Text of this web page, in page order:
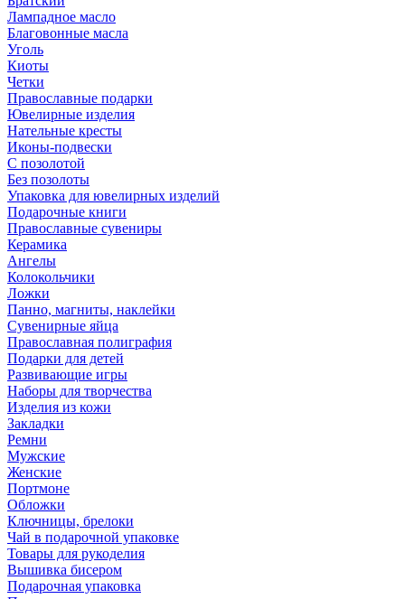
Лампадное масло
Благовонные масла
Уголь
Киоты
Четки
Православные подарки
Ювелирные изделия
Нательные кресты
Иконы-подвески
С позолотой
Без позолоты
Упаковка для ювелирных изделий
Подарочные книги
Православные сувениры
Керамика
Ангелы
Колокольчики
Ложки
Панно, магниты, наклейки
Сувенирные яйца
Православная полиграфия
Подарки для детей
Развивающие игры
Наборы для творчества
Изделия из кожи
Закладки
Ремни
Мужские
Женские
Портмоне
Обложки
Ключницы, брелоки
Чай в подарочной упаковке
Товары для рукоделия
Вышивка бисером
Подарочная упаковка